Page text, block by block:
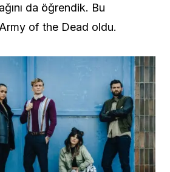
da öğrendik. Bu
of the Dead oldu.